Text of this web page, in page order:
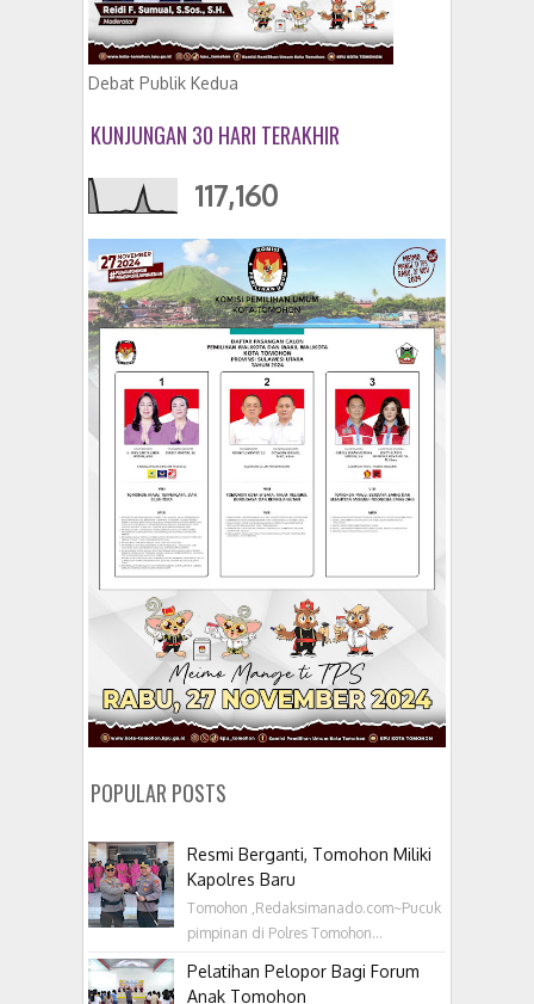
Debat Publik Kedua
KUNJUNGAN 30 HARI TERAKHIR
117,160
POPULAR POSTS
Resmi Berganti, Tomohon Miliki
Kapolres Baru
Tomohon ,Redaksimanado.com~Pucuk
pimpinan di Polres Tomohon...
Pelatihan Pelopor Bagi Forum
Anak Tomohon